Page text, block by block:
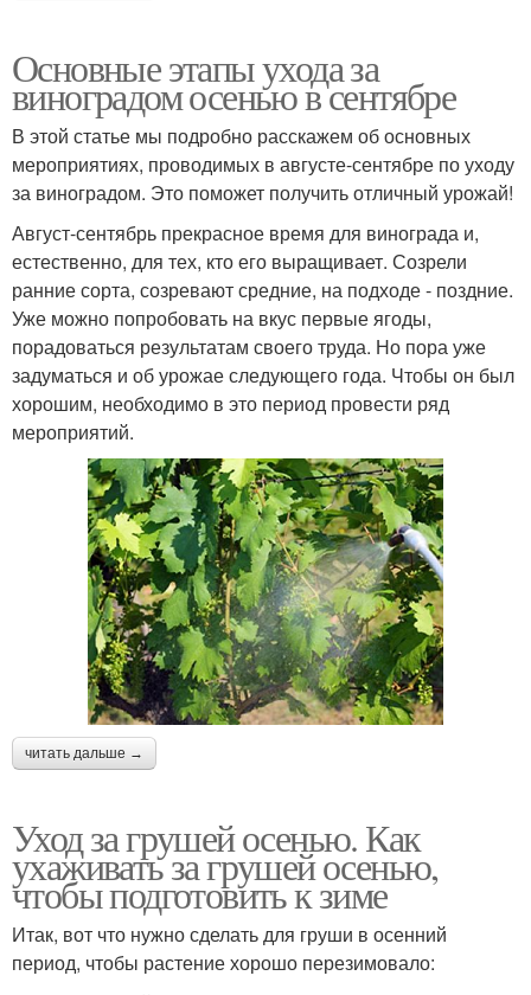
Основные этапы ухода за
виноградом осенью в сентябре
В этой статье мы подробно расскажем об основных
мероприятиях, проводимых в августе-сентябре по уходу
за виноградом. Это поможет получить отличный урожай!
Август-сентябрь прекрасное время для винограда и,
естественно, для тех, кто его выращивает. Созрели
ранние сорта, созревают средние, на подходе - поздние.
Уже можно попробовать на вкус первые ягоды,
порадоваться результатам своего труда. Но пора уже
задуматься и об урожае следующего года. Чтобы он был
хорошим, необходимо в это период провести ряд
мероприятий.
читать дальше →
Уход за грушей осенью. Как
ухаживать за грушей осенью,
чтобы подготовить к зиме
Итак, вот что нужно сделать для груши в осенний
период, чтобы растение хорошо перезимовало: